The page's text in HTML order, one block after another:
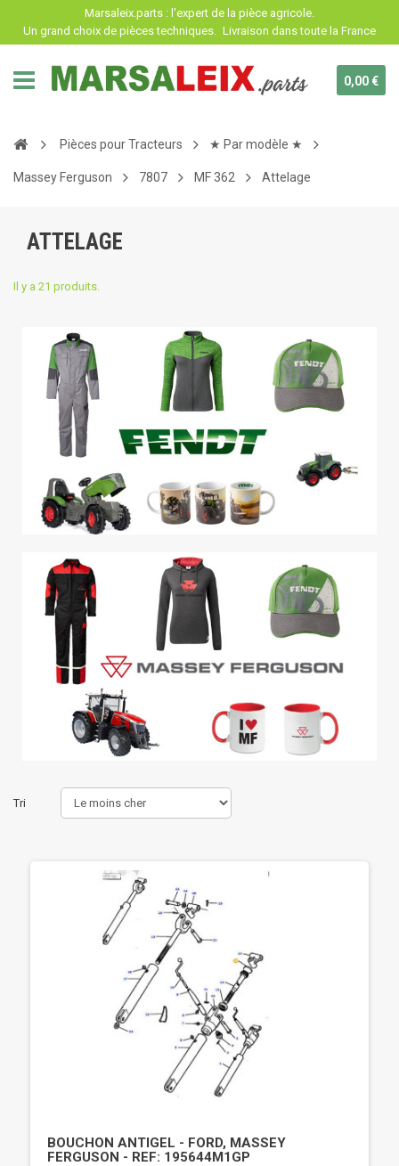
Marsaleix.parts : l'expert de la pièce agricole.
Un grand choix de pièces techniques. Livraison dans toute la France
0,00 €
Pièces pour Tracteurs ★ Par modèle ★
Massey Ferguson 7807 MF 362 Attelage
ATTELAGE
Il y a 21 produits.
Tri
BOUCHON ANTIGEL - FORD, MASSEY
FERGUSON - REF: 195644M1GP
Panneau de gestion des cookies